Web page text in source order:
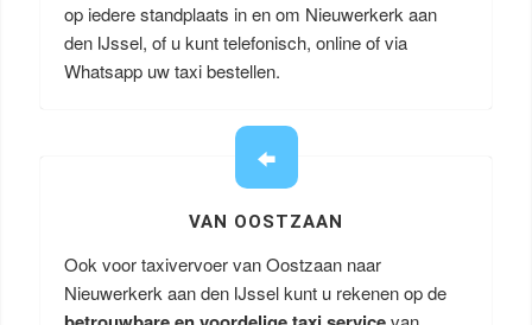
op iedere standplaats in en om Nieuwerkerk aan
den IJssel, of u kunt telefonisch, online of via
Whatsapp uw taxi bestellen.
VAN OOSTZAAN
Ook voor taxivervoer van Oostzaan naar
Nieuwerkerk aan den IJssel kunt u rekenen op de